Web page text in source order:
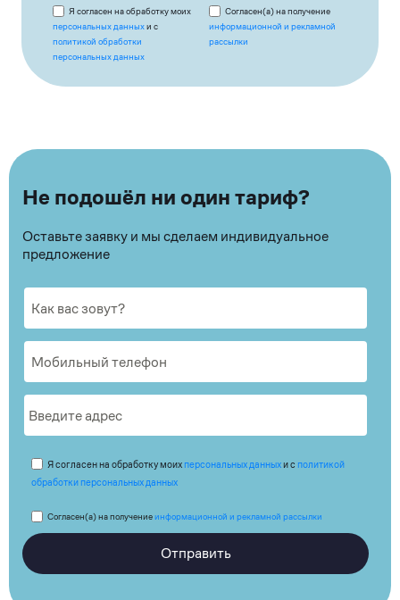
Я согласен на обработку моих
персональных данныхи с
политикой обработки
персональных данных
Согласен(а) на получение
информационной и рекламной
рассылки
Не подошёл ни один тариф?
Оставьте заявку и мы сделаем индивидуальное
предложение
Я согласен на обработку моих персональных данныхи с политикой
обработки персональных данных
Согласен(а) на получениеинформационной и рекламной рассылки
Отправить